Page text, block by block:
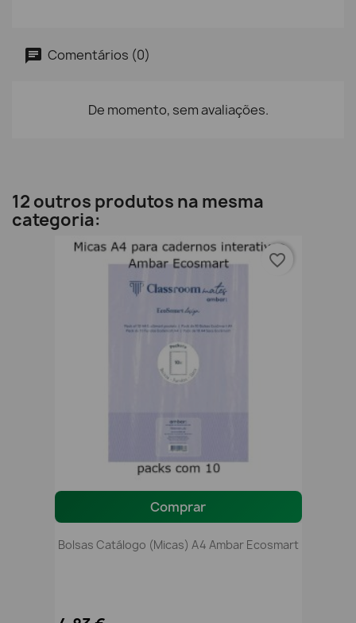
Comentários (0)
De momento, sem avaliações.
12 outros produtos na mesma
categoria:
Comprar
Bolsas Catálogo (micas) A4 Ambar Ecosmart
favorite_border